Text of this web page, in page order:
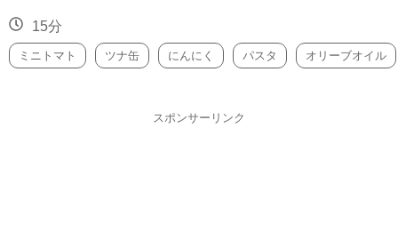
15分
ミニトマト ツナ缶 にんにく パスタ オリーブオイル
スポンサーリンク